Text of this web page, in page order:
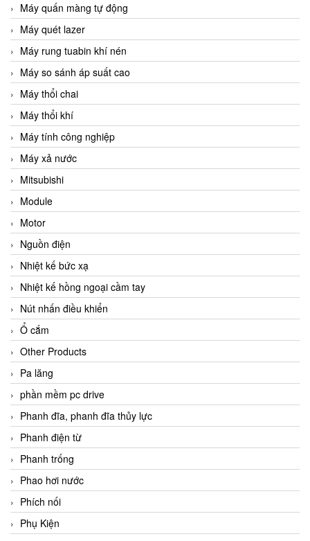
Máy quấn màng tự động
Máy quét lazer
Máy rung tuabin khí nén
Máy so sánh áp suất cao
Máy thổi chai
Máy thổi khí
Máy tính công nghiệp
Máy xả nước
Mitsubishi
Module
Motor
Nguồn điện
Nhiệt kế bức xạ
Nhiệt kế hồng ngoại cầm tay
Nút nhấn điều khiển
Ổ cắm
Other Products
Pa lăng
phần mềm pc drive
Phanh đĩa, phanh đĩa thủy lực
Phanh điện từ
Phanh trống
Phao hơi nước
Phích nối
Phụ Kiện